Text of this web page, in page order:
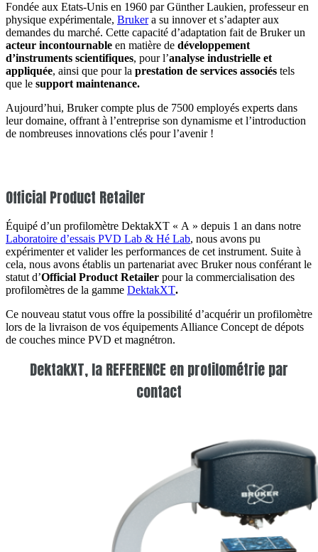
Fondée aux Etats-Unis en 1960 par Günther Laukien, professeur en
physique expérimentale, Brukera su innover et s’adapter aux
demandes du marché. Cette capacité d’adaptation fait de Bruker un
acteur incontournable en matière de développement
d’instruments scientifiques, pour l’analyse industrielle et
appliquée, ainsi que pour la prestation de services associés tels
que le support maintenance.
Aujourd’hui, Bruker compte plus de 7500 employés experts dans
leur domaine, offrant à l’entreprise son dynamisme et l’introduction
de nombreuses innovations clés pour l’avenir !
Official Product Retailer
Équipé d’un profilomètre DektakXT « A » depuis 1 an dans notre
Laboratoire d’essais PVD Lab & Hé Lab, nous avons pu
expérimenter et valider les performances de cet instrument. Suite à
cela, nous avons établis un partenariat avec Bruker nous conférant le
statut d’Official Product Retailer pour la commercialisation des
profilomètres de la gamme DektakXT.
Ce nouveau statut vous offre la possibilité d’acquérir un profilomètre
lors de la livraison de vos équipements Alliance Concept de dépots
de couches mince PVD et magnétron.
DektakXT, la REFERENCE en profilométrie par
contact